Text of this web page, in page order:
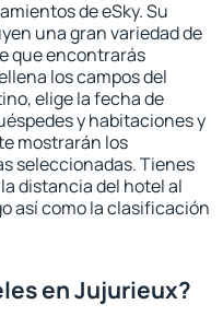
de eSky. Su
una gran variedad de
que encontrarás
los campos del
elige la fecha de
y habitaciones y
mostrarán los
seleccionadas. Tienes
distancia del hotel al
así como la clasificación
en Jujurieux?